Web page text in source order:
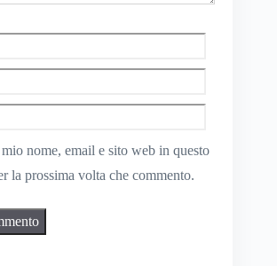
web
nome, email e sito web in questo
la prossima volta che commento.